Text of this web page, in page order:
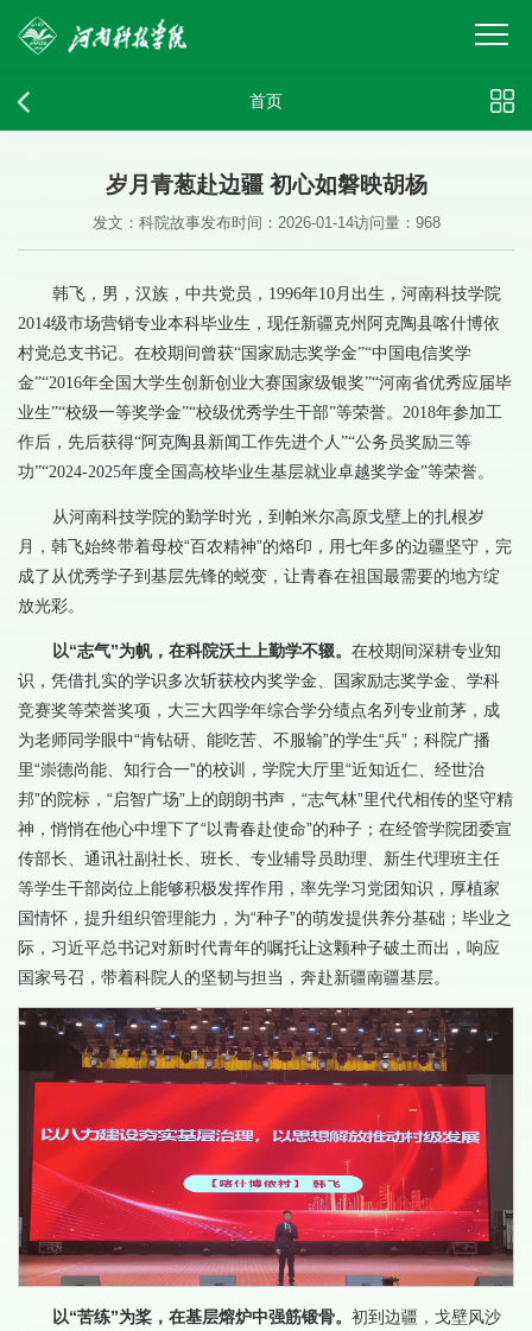
首页
岁月青葱赴边疆 初心如磐映胡杨
发文：科院故事发布时间：2026-01-14访问量： 968
韩飞，男，汉族，中共党员，1996年10月出生，河南科技学院
2014级市场营销专业本科毕业生，现任新疆克州阿克陶县喀什博依
村党总支书记。在校期间曾获“国家励志奖学金”“中国电信奖学
金”“2016年全国大学生创新创业大赛国家级银奖”“河南省优秀应届毕
业生”“校级一等奖学金”“校级优秀学生干部”等荣誉。2018年参加工
作后，先后获得“阿克陶县新闻工作先进个人”“公务员奖励三等
功”“2024-2025年度全国高校毕业生基层就业卓越奖学金”等荣誉。
从河南科技学院的勤学时光，到帕米尔高原戈壁上的扎根岁
月，韩飞始终带着母校“百农精神”的烙印，用七年多的边疆坚守，完
成了从优秀学子到基层先锋的蜕变，让青春在祖国最需要的地方绽
放光彩。
以“志气”为帆，在科院沃土上勤学不辍。 在校期间深耕专业知
识，凭借扎实的学识多次斩获校内奖学金、国家励志奖学金、学科
竞赛奖等荣誉奖项，大三大四学年综合学分绩点名列专业前茅，成
为老师同学眼中“肯钻研、能吃苦、不服输”的学生“兵”；科院广播
里“崇德尚能、知行合一”的校训，学院大厅里“近知近仁、经世治
邦”的院标，“启智广场”上的朗朗书声，“志气林”里代代相传的坚守精
神，悄悄在他心中埋下了“以青春赴使命”的种子；在经管学院团委宣
传部长、通讯社副社长、班长、专业辅导员助理、新生代理班主任
等学生干部岗位上能够积极发挥作用，率先学习党团知识，厚植家
国情怀，提升组织管理能力，为“种子”的萌发提供养分基础；毕业之
际，习近平总书记对新时代青年的嘱托让这颗种子破土而出，响应
国家号召，带着科院人的坚韧与担当，奔赴新疆南疆基层。
以“苦练”为桨，在基层熔炉中强筋锻骨。 初到边疆，戈壁风沙